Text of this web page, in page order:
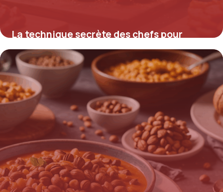
La technique secrète des chefs pour
sublimer un porc au chorizo inratable et
surprenant
11 août 2025